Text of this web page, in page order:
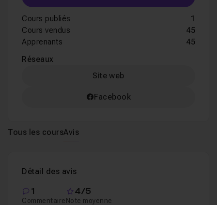
Cours publiés
1
Cours vendus
45
Apprenants
45
Réseaux
Site web
Facebook
Tous les coursAvis
Détail des avis
1
Commentaire
4/5
Note moyenne